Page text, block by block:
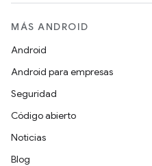
MÁS ANDROID
Android
Android para empresas
Seguridad
Código abierto
Noticias
Blog